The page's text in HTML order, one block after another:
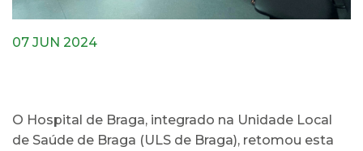
07 JUN 2024
O Hospital de Braga, integrado na Unidade Local
de Saúde de Braga (ULS de Braga), retomou esta